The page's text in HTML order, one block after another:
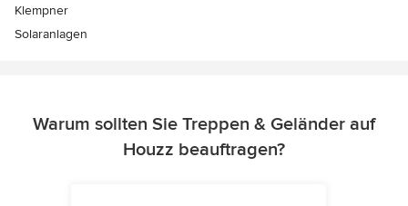
Klempner
Solaranlagen
Warum sollten Sie Treppen & Geländer auf
Houzz beauftragen?